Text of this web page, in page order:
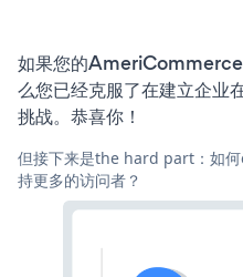
如果您的AmeriCommerce
么您已经克服了在建立企业
挑战。恭喜你！
但接下来是the hard part：如
持更多的访问者？